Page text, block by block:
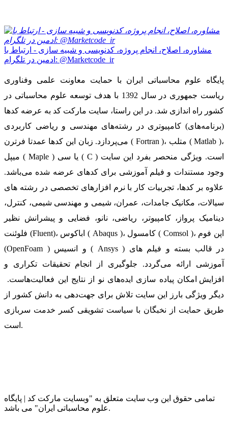
مشاوره، اصلاح، انجام پروژه، کدنویسی و شبیه سازی - ارتباط با
ادمین در تلگرام: @Marketcode_ir
پایگاه علوم محاسباتی ایران با حمایت معاونت علمی وفناوری
ریاست جمهوری در سال 1392 با هدف توسعه علوم محاسباتی در
کشور راه اندازی شد. در این راستا، سایت مارکت کد به عرضه کدها
(برنامه‌های) کامپیوتری در رشته‌های مهندسی و ریاضی کاربردی
می‌پردازد. زبان این کدها عمدتا فرترن ( Fortran )، متلب ( Matlab )،
میپل ( Maple ) یا سی ( C ) است. ویژگی منحصر بفرد این سایت
وجود مستندات و فیلم آموزشی برای کدهای عرضه شده می‌باشد.
علاوه بر کدها، تجربیات کار با نرم افزارهای تخصصی در رشته های
سیالات، مکانیک جامدات، عمران، شیمی و مهندسی شیمی، کنترل،
دینامیک پرواز، کامپیوتر، ریاضی، نانو، فضایی و پیشرانش نظیر
فلوئنت (Fluent)، اباکوس ( Abaqus )، کامسول ( Comsol )، اپن فوم
(OpenFoam ) و انسیس ( Ansys ) در قالب بسته‌ و فیلم های
آموزشی ارائه می‌گردد. جلوگیری از انجام تحقیقات تکراری و
افزایش امکان پیاده سازی ایده‌های نو از نتایج این فعالیت‌هاست.
دیگر ویژگی بارز این سایت تلاش برای جهت‌دهی به دانش کشور از
طریق حمایت از نخبگان با سیاست تشویقی کسر خدمت سربازی
است.
تمامی حقوق این وب سایت متعلق به "وبسایت مارکت کد | پایگاه
علوم محاسباتی ایران" می باشد.